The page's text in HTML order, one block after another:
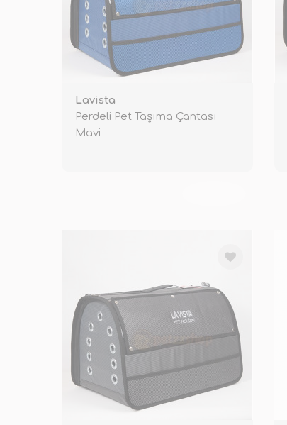
Lavista
Perdeli Pet Taşıma Çantası
Mavi